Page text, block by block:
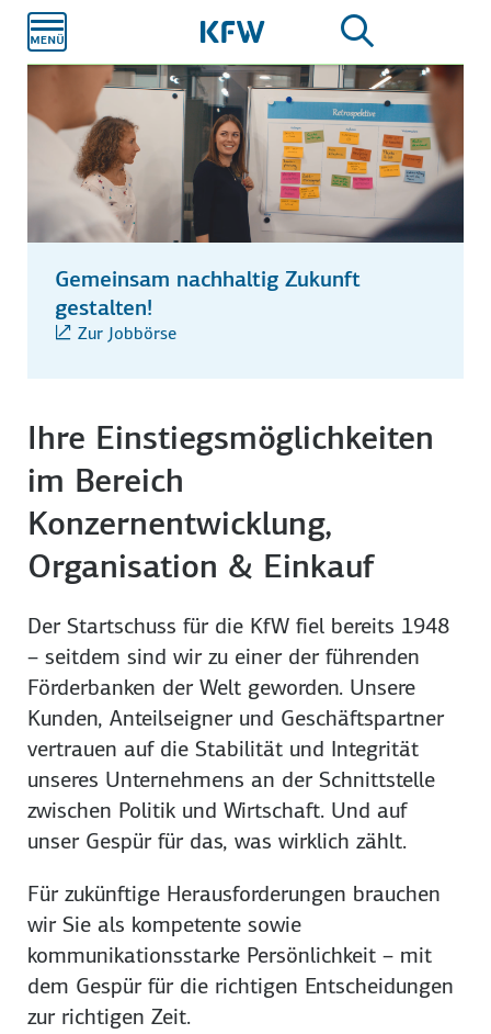
Hauptinhalt
Gemeinsam nachhaltig Zukunft
gestalten!
Zur Jobbörse
Ihre Einstiegsmöglichkeiten
im Bereich
Konzernentwicklung,
Organisation & Einkauf
Der Startschuss für die KfW fiel bereits 1948
– seitdem sind wir zu einer der führenden
Förderbanken der Welt geworden. Unsere
Kunden, Anteilseigner und Geschäftspartner
vertrauen auf die Stabilität und Integrität
unseres Unternehmens an der Schnittstelle
zwischen Politik und Wirtschaft. Und auf
unser Gespür für das, was wirklich zählt.
Für zukünftige Herausforderungen brauchen
wir Sie als kompetente sowie
kommunikationsstarke Persönlichkeit – mit
dem Gespür für die richtigen Entscheidungen
zur richtigen Zeit.